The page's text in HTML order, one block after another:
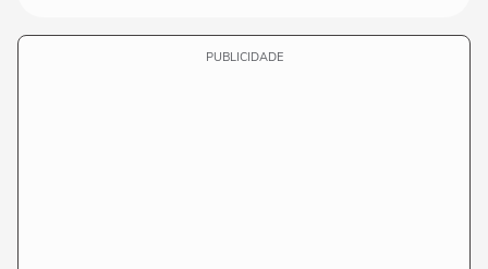
PUBLICIDADE